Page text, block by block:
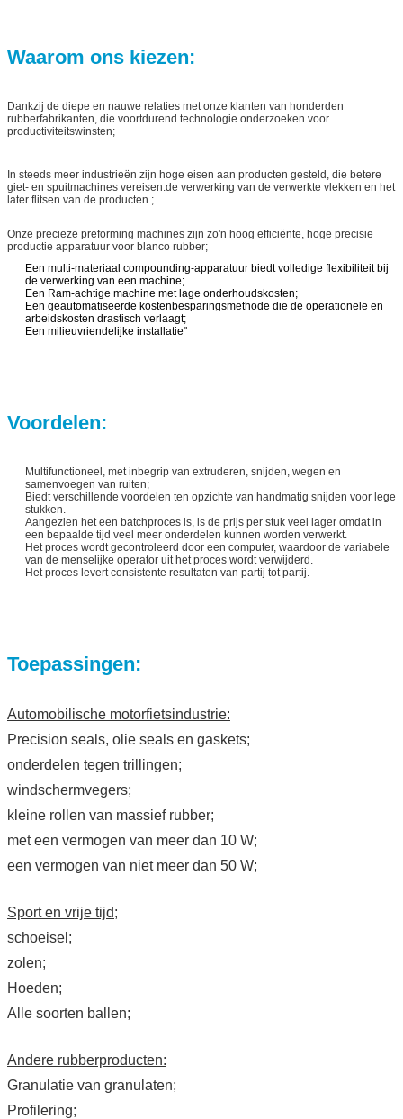
Waarom ons kiezen:
Dankzij de diepe en nauwe relaties met onze klanten van honderden
rubberfabrikanten, die voortdurend technologie onderzoeken voor
productiviteitswinsten;
In steeds meer industrieën zijn hoge eisen aan producten gesteld, die betere
giet- en spuitmachines vereisen.de verwerking van de verwerkte vlekken en het
later flitsen van de producten.;
Onze precieze preforming machines zijn zo'n hoog efficiënte, hoge precisie
productie apparatuur voor blanco rubber;
Een multi-materiaal compounding-apparatuur biedt volledige flexibiliteit bij
de verwerking van een machine;
Een Ram-achtige machine met lage onderhoudskosten;
Een geautomatiseerde kostenbesparingsmethode die de operationele en
arbeidskosten drastisch verlaagt;
Een milieuvriendelijke installatie"
Voordelen:
Multifunctioneel, met inbegrip van extruderen, snijden, wegen en
samenvoegen van ruiten;
Biedt verschillende voordelen ten opzichte van handmatig snijden voor lege
stukken.
Aangezien het een batchproces is, is de prijs per stuk veel lager omdat in
een bepaalde tijd veel meer onderdelen kunnen worden verwerkt.
Het proces wordt gecontroleerd door een computer, waardoor de variabele
van de menselijke operator uit het proces wordt verwijderd.
Het proces levert consistente resultaten van partij tot partij.
Toepassingen:
Automobilische motorfietsindustrie:
Precision seals, olie seals en gaskets;
onderdelen tegen trillingen;
windschermvegers;
kleine rollen van massief rubber;
met een vermogen van meer dan 10 W;
een vermogen van niet meer dan 50 W;
Sport en vrije tijd;
schoeisel;
zolen;
Hoeden;
Alle soorten ballen;
Andere rubberproducten:
Granulatie van granulaten;
Profilering;